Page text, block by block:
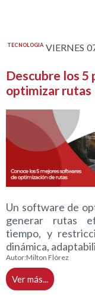
TECNOLOGIA VIERNES
Descubre los 5
optimizar rutas
Un software de
generar rutas
tiempo, y
dinámica,
Autor:Milton Flórez
Ver más...